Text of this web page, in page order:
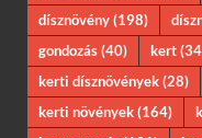
dísznövény(198)
gondozás(40) kert
kerti dísznövények(28)
kerti növények(164)